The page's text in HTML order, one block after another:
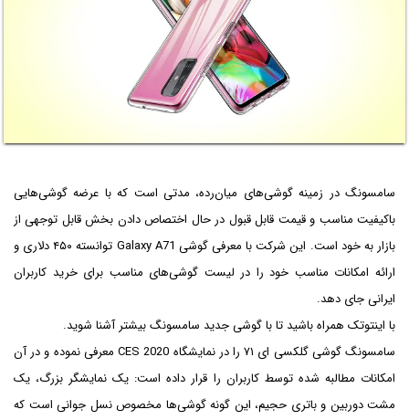
سامسونگ در زمینه گوشی‌های میان‌رده، مدتی است که با عرضه گوشی‌هایی
باکیفیت مناسب و قیمت قابل قبول در حال اختصاص دادن بخش قابل توجهی از
بازار به خود است. این شرکت با معرفی گوشی Galaxy A71 توانسته ۴۵۰ دلاری و
ارائه امکانات مناسب خود را در لیست گوشی‌های مناسب برای خرید کاربران
ایرانی جای دهد.
با اینتوتک همراه باشید تا با گوشی جدید سامسونگ بیشتر آشنا شوید.
سامسونگ گوشی گلکسی ای ۷۱ را در نمایشگاه CES 2020 معرفی نموده و در آن
امکانات مطالبه شده توسط کاربران را قرار داده است: یک نمایشگر بزرگ، یک
مشت دوربین و باتری حجیم، این گونه گوشی‌ها مخصوص نسل جوانی است که